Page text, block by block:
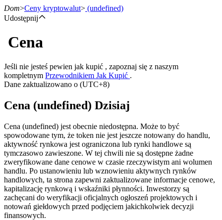
Kontrakty terminowe
Kontrakty terminowe na USDT
Kontrakty futures wykorzystujące USDT jako zabezpieczenie
Dom>Ceny kryptowalut> (undefined)
Udostępnij
Cena
Jeśli nie jesteś pewien jak kupić , zapoznaj się z naszym
kompletnym Przewodnikiem Jak Kupić .
Dane zaktualizowano o (UTC+8)
Cena (undefined) Dzisiaj
Cena (undefined) jest obecnie niedostępna. Może to być
spowodowane tym, że token nie jest jeszcze notowany do handlu,
aktywność rynkowa jest ograniczona lub rynki handlowe są
tymczasowo zawieszone. W tej chwili nie są dostępne żadne
zweryfikowane dane cenowe w czasie rzeczywistym ani wolumen
handlu. Po ustanowieniu lub wznowieniu aktywnych rynków
handlowych, ta strona zapewni zaktualizowane informacje cenowe,
kapitalizację rynkową i wskaźniki płynności. Inwestorzy są
zachęcani do weryfikacji oficjalnych ogłoszeń projektowych i
notowań giełdowych przed podjęciem jakichkolwiek decyzji
finansowych.